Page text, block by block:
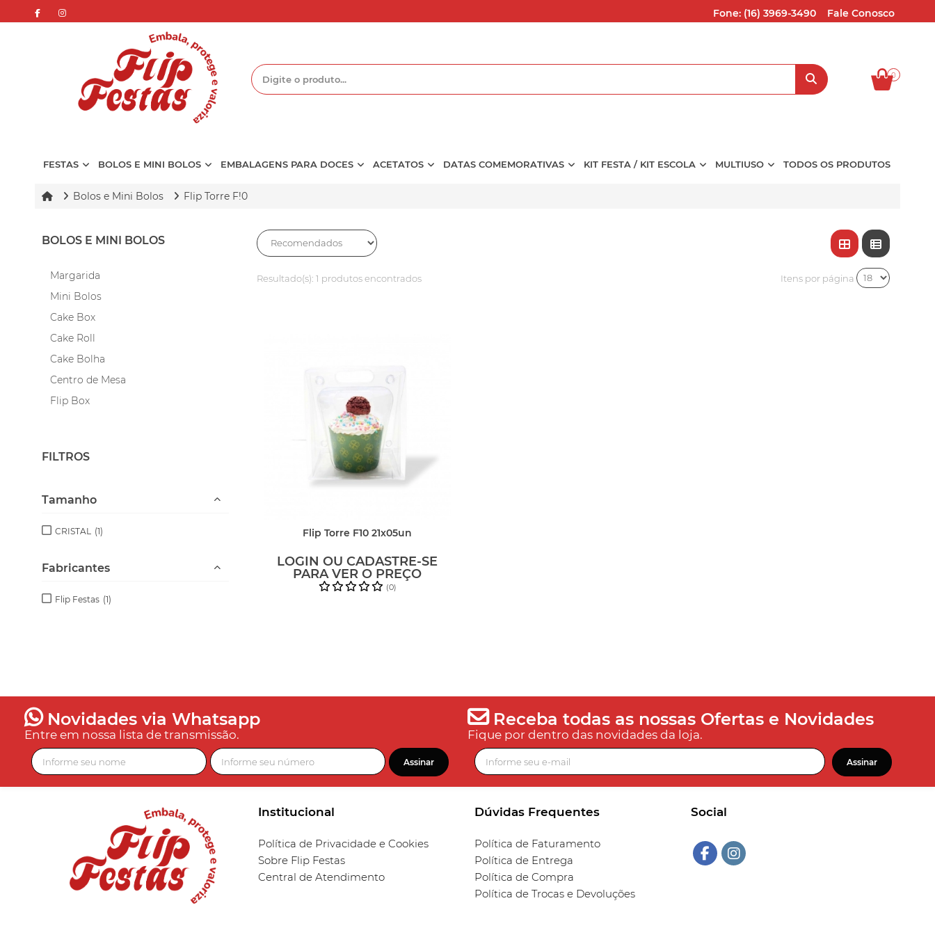
Fone: (16) 3969-3490 Fale Conosco
0
FESTAS BOLOS E MINI BOLOS EMBALAGENS PARA DOCES ACETATOS DATAS COMEMORATIVAS KIT FESTA / KIT ESCOLA MULTIUSO TODOS OS PRODUTOS
Bolos e Mini Bolos Flip Torre F!0
BOLOS E MINI BOLOS
Margarida
Mini Bolos
Cake Box
Cake Roll
Cake Bolha
Centro de Mesa
Flip Box
Flip Torre F!0
FILTROS
Tamanho
CRISTAL (1)
Fabricantes
Flip Festas (1)
Resultado(s): 1 produtos encontrados Itens por página
Flip Torre F10 21x05un
LOGIN OU CADASTRE-SE
PARA VER O PREÇO
(0)
Novidades via Whatsapp
Entre em nossa lista de transmissão.
Assinar
Receba todas as nossas Ofertas e Novidades
Fique por dentro das novidades da loja.
Assinar
Institucional
Política de Privacidade e Cookies
Sobre Flip Festas
Central de Atendimento
Dúvidas Frequentes
Política de Faturamento
Política de Entrega
Política de Compra
Política de Trocas e Devoluções
Social